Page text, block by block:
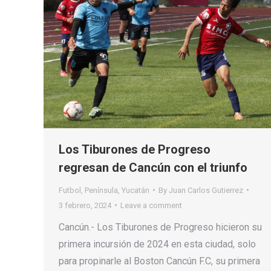
Los Tiburones de Progreso
regresan de Cancún con el triunfo
Futbol Península Yucatán By Juan Carlos Gutierrez
3 febrero, 2024
Leave a comment
Cancún.- Los Tiburones de Progreso hicieron su
primera incursión de 2024 en esta ciudad, solo
para propinarle al Boston Cancún F.C, su primera